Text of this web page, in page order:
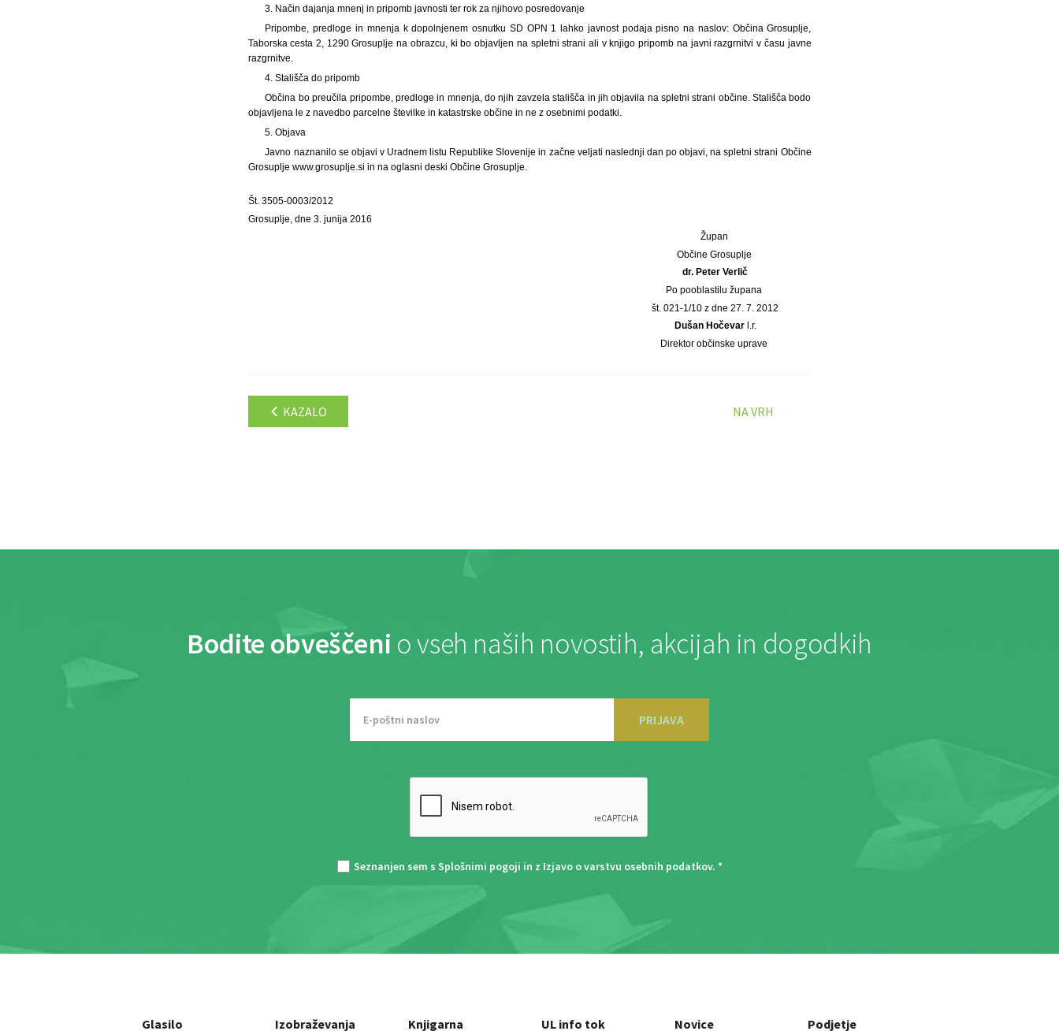
3. Način dajanja mnenj in pripomb javnosti ter rok za njihovo posredovanje
Pripombe, predloge in mnenja k dopolnjenem osnutku SD OPN 1 lahko javnost podaja pisno na naslov: Občina Grosuplje,
Taborska cesta 2, 1290 Grosuplje na obrazcu, ki bo objavljen na spletni strani ali v knjigo pripomb na javni razgrnitvi v času javne
razgrnitve.
4. Stališča do pripomb
Občina bo preučila pripombe, predloge in mnenja, do njih zavzela stališča in jih objavila na spletni strani občine. Stališča bodo
objavljena le z navedbo parcelne številke in katastrske občine in ne z osebnimi podatki.
5. Objava
Javno naznanilo se objavi v Uradnem listu Republike Slovenije in začne veljati naslednji dan po objavi, na spletni strani Občine
Grosuplje www.grosuplje.si in na oglasni deski Občine Grosuplje.
Št. 3505-0003/2012
Grosuplje, dne 3. junija 2016
Župan
Občine Grosuplje
dr. Peter Verlič
Po pooblastilu župana
št. 021-1/10 z dne 27. 7. 2012
Dušan Hočevarl.r.
Direktor občinske uprave
KAZALO NA VRH
Bodite obveščeni o vseh naših novostih, akcijah in dogodkih
PRIJAVA
Seznanjen sem s Splošnimi pogoji in z Izjavo o varstvu osebnih podatkov. *
Glasilo
Izobraževanja Knjigarna UL info tok Novice Podjetje